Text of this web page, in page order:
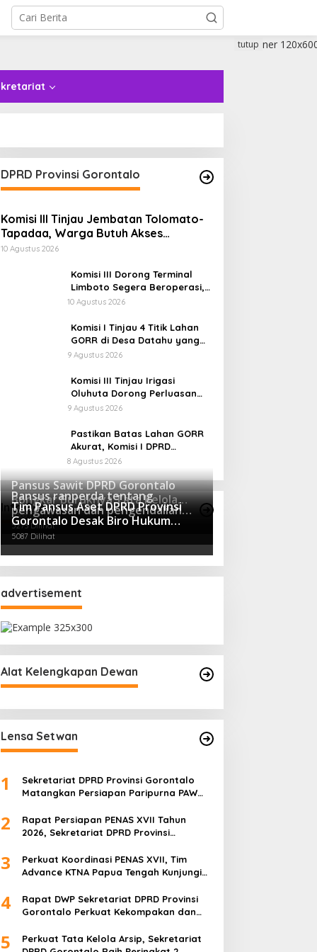
tutup
DPRD Provinsi Gorontalo
Komisi III Tinjau Jembatan Tolomato-
Tapadaa, Warga Butuh Akses
Kendaraan Roda Empat
10 Agustus 2026
Komisi III Dorong Terminal
Limboto Segera Beroperasi,
Tak Perlu Tunggu 100 Persen
10 Agustus 2026
Komisi I Tinjau 4 Titik Lahan
GORR di Desa Datahu yang
Belum Diselesaikan
9 Agustus 2026
Komisi III Tinjau Irigasi
Oluhuta Dorong Perluasan
Jaringan Pengairan
9 Agustus 2026
Pastikan Batas Lahan GORR
Akurat, Komisi I DPRD
Gorontalo Tinjau Lokasi PT
Trans Continent.
8 Agustus 2026
Info Pansus
Pansus Sawit DPRD Gorontalo
Bongkar Buruknya Tata Kelola
Koperasi dan Operasi Ilegal
Perusahaan
5388 Dilihat
Pansus ranperda tentang
pengawasan dan pengendalian
Minuman Beralkohol kunjungi
Polres Boalemo
5273 Dilihat
Tim Pansus Aset DPRD Provinsi
Gorontalo Desak Biro Hukum
Tingkatkan Literasi dan Mitigasi
Resiko Hukum Terkait Aset
Daerah
5087 Dilihat
advertisement
Alat Kelengkapan Dewan
Lensa Setwan
1
Sekretariat DPRD Provinsi Gorontalo
Matangkan Persiapan Paripurna PAW
2
Rapat Persiapan PENAS XVII Tahun
2026, Sekretariat DPRD Provinsi
Pembagian Tugas
3
Perkuat Koordinasi PENAS XVII, Tim
Advance KTNA Papua Tengah Kunjungi
4
Rapat DWP Sekretariat DPRD Provinsi
Gorontalo Perkuat Kekompakan dan
5
Perkuat Tata Kelola Arsip, Sekretariat